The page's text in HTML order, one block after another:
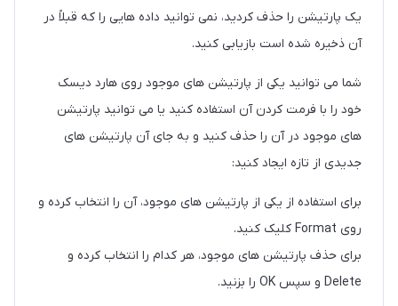
یک پارتیشن را حذف کردید، نمی توانید داده هایی را که قبلاً در
آن ذخیره شده است بازیابی کنید.
شما می توانید یکی از پارتیشن های موجود روی هارد دیسک
خود را با فرمت کردن آن استفاده کنید یا می توانید پارتیشن
های موجود در آن را حذف کنید و به جای آن پارتیشن های
جدیدی از تازه ایجاد کنید:
برای استفاده از یکی از پارتیشن های موجود، آن را انتخاب کرده و
روی Format کلیک کنید.
برای حذف پارتیشن های موجود، هر کدام را انتخاب کرده و
Delete و سپس OK را بزنید.